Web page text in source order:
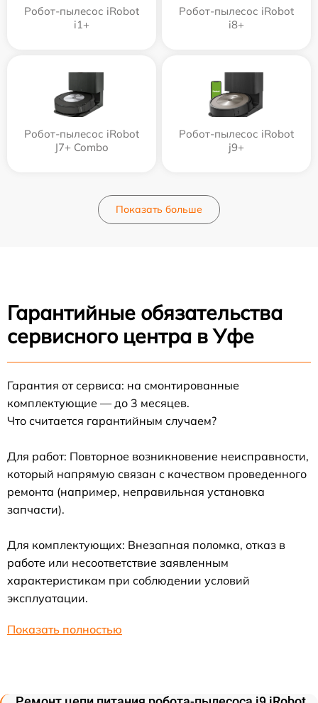
Робот-пылесос iRobot
i1+
Робот-пылесос iRobot
i8+
Робот-пылесос iRobot
J7+ Combo
Робот-пылесос iRobot
j9+
Показать больше
Гарантийные обязательства
сервисного центра в Уфе
Гарантия от сервиса: на смонтированные
комплектующие — до 3 месяцев.
Что считается гарантийным случаем?
Для работ: Повторное возникновение неисправности,
который напрямую связан с качеством проведенного
ремонта (например, неправильная установка
запчасти).
Для комплектующих: Внезапная поломка, отказ в
работе или несоответствие заявленным
характеристикам при соблюдении условий
эксплуатации.
Показать полностью